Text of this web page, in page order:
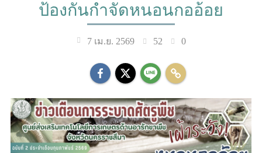
ป้องกันกำจัดหนอนกออ้อย
7 เม.ย. 2569 52 0